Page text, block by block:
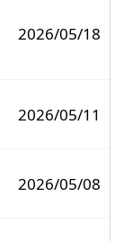
2026/05/18
2026/05/11
2026/05/08